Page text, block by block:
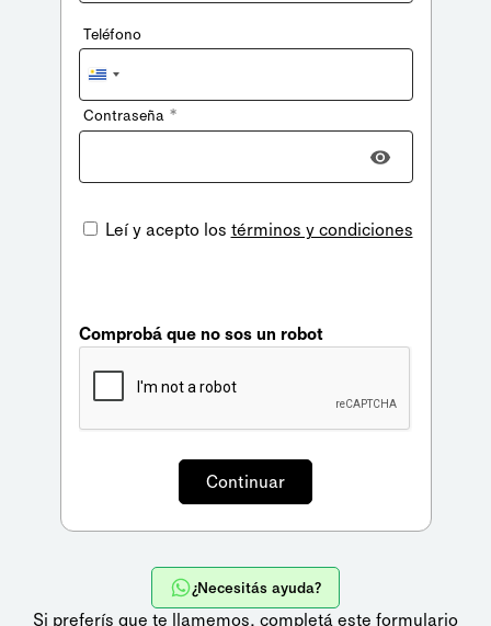
Teléfono
Uruguay
+598
Contraseña *
Leí y acepto los términos y condiciones
Comprobá que no sos un robot
¿Necesitás ayuda?
Si preferís que te llamemos, completá este formulario